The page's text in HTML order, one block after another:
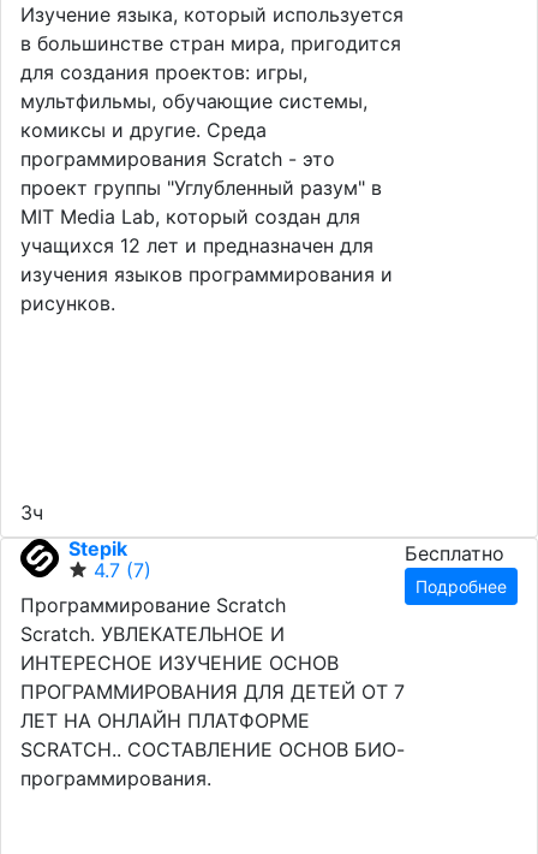
Изучение языка, который используется
в большинстве стран мира, пригодится
для создания проектов: игры,
мультфильмы, обучающие системы,
комиксы и другие. Среда
программирования Scratch - это
проект группы "Углубленный разум" в
MIT Media Lab, который создан для
учащихся 12 лет и предназначен для
изучения языков программирования и
рисунков.
3ч
Stepik
4.7 (7)
Программирование Scratch
Scratch. УВЛЕКАТЕЛЬНОЕ И
ИНТЕРЕСНОЕ ИЗУЧЕНИЕ ОСНОВ
ПРОГРАММИРОВАНИЯ ДЛЯ ДЕТЕЙ ОТ 7
ЛЕТ НА ОНЛАЙН ПЛАТФОРМЕ
SCRATCH.. СОСТАВЛЕНИЕ ОСНОВ БИО-
программирования.
Бесплатно
Подробнее